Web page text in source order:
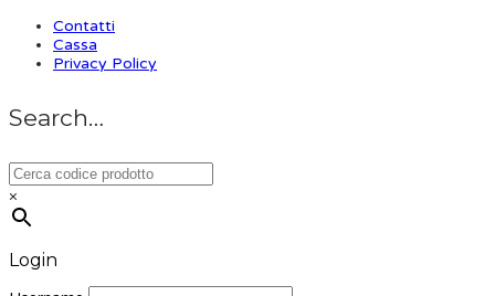
Contatti
Cassa
Privacy Policy
Search…
×
Login